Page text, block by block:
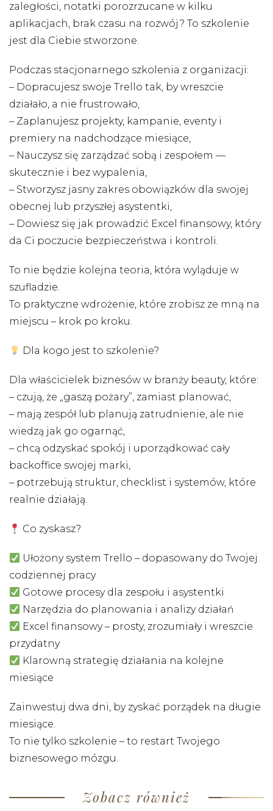
zaległości, notatki porozrzucane w kilku
aplikacjach, brak czasu na rozwój? To szkolenie
jest dla Ciebie stworzone.
Podczas stacjonarnego szkolenia z organizacji:
– Dopracujesz swoje Trello tak, by wreszcie
działało, a nie frustrowało,
– Zaplanujesz projekty, kampanie, eventy i
premiery na nadchodzące miesiące,
– Nauczysz się zarządzać sobą i zespołem —
skutecznie i bez wypalenia,
– Stworzysz jasny zakres obowiązków dla swojej
obecnej lub przyszłej asystentki,
– Dowiesz się jak prowadzić Excel finansowy, który
da Ci poczucie bezpieczeństwa i kontroli.
To nie będzie kolejna teoria, która wyląduje w
szufladzie.
To praktyczne wdrożenie, które zrobisz ze mną na
miejscu – krok po kroku.
Dla kogo jest to szkolenie?
Dla właścicielek biznesów w branży beauty, które:
– czują, że „gaszą pożary”, zamiast planować,
– mają zespół lub planują zatrudnienie, ale nie
wiedzą jak go ogarnąć,
– chcą odzyskać spokój i uporządkować cały
backoffice swojej marki,
– potrzebują struktur, checklist i systemów, które
realnie działają.
Co zyskasz?
Ułożony system Trello – dopasowany do Twojej
codziennej pracy
Gotowe procesy dla zespołu i asystentki
Narzędzia do planowania i analizy działań
Excel finansowy – prosty, zrozumiały i wreszcie
przydatny
Klarowną strategię działania na kolejne
miesiące
Zainwestuj dwa dni, by zyskać porządek na długie
miesiące.
To nie tylko szkolenie – to restart Twojego
biznesowego mózgu.
Zobacz również